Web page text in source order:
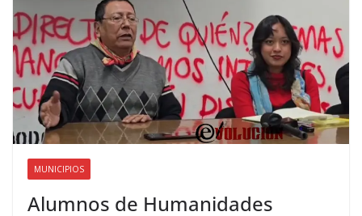
MUNICIPIOS
Alumnos de Humanidades